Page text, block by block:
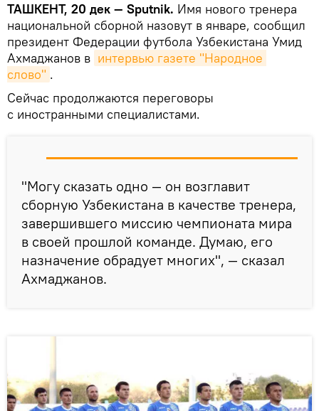
ТАШКЕНТ, 20 дек — Sputnik. Имя нового тренера
национальной сборной назовут в январе, сообщил
президент Федерации футбола Узбекистана Умид
Ахмаджанов в интервью газете "Народное
слово" .
Сейчас продолжаются переговоры
с иностранными специалистами.
"Могу сказать одно — он возглавит
сборную Узбекистана в качестве тренера,
завершившего миссию чемпионата мира
в своей прошлой команде. Думаю, его
назначение обрадует многих", — сказал
Ахмаджанов.